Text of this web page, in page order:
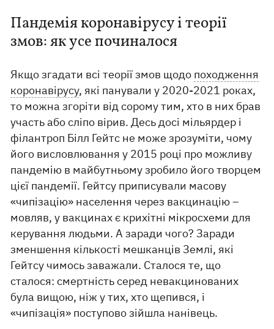
Пандемія коронавірусу і теорії
змов: як усе починалося
Якщо згадати всі теорії змов щодо походження
коронавірусу, які панували у 2020-2021 роках,
то можна згоріти від сорому тим, хто в них брав
участь або сліпо вірив. Десь досі мільярдер і
філантроп Білл Гейтс не може зрозуміти, чому
його висловлювання у 2015 році про можливу
пандемію в майбутньому зробило його творцем
цієї пандемії. Гейтсу приписували масову
«чипізацію» населення через вакцинацію –
мовляв, у вакцинах є крихітні мікросхеми для
керування людьми. А заради чого? Заради
зменшення кількості мешканців Землі, які
Гейтсу чимось заважали. Сталося те, що
сталося: смертність серед невакцинованих
була вищою, ніж у тих, хто щепився, і
«чипізація» поступово зійшла нанівець.